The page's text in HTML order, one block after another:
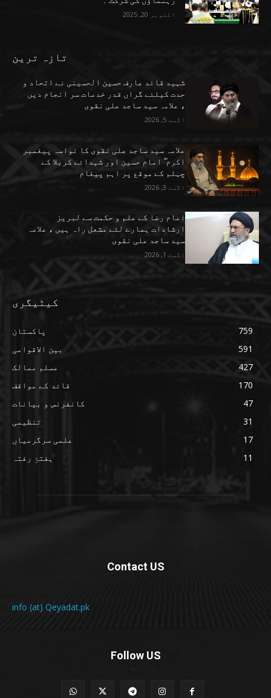
اکتوبر 20, 2025
تازہ ترین
شہید قائد عارف حسین الحسینی نے اتحاد و
حدت کیلئے گراں قدر خدمات سر انجام دیں
، علامہ سید ساجد علی نقوی
اگست 5, 2026
علامہ سید ساجد علی نقوی کا نواسہ پیغمبر
اکرم ۖ امام حسین اور شہدائے کربلا کے
چہلم کے موقع پر اہم پیغام
اگست 3, 2026
امام رضا کے علم و حکمت سے لبریز
ارشادات ہمارے لئے مشعل راہ ہیں ، علامہ
سید ساجد علی نقوی
اگست 1, 2026
کیٹیگری
پاکستان
759
بین الاقوامی
591
مسلم ممالک
427
قائد کے مواقف
170
کانفرنس و بیانات
47
تنظیمی
31
علمی سرگرمیاں
17
ہفتۂِ رفتہ
11
Contact US
info (at) Qeyadat.pk
Follow US